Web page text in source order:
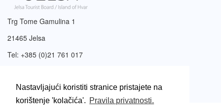
Nastavljajući koristiti stranice pristajete na
korištenje 'kolačića'. Pravila privatnosti.
Trg Tome Gamulina 1
21465 Jelsa
Tel: +385 (0)21 761 017